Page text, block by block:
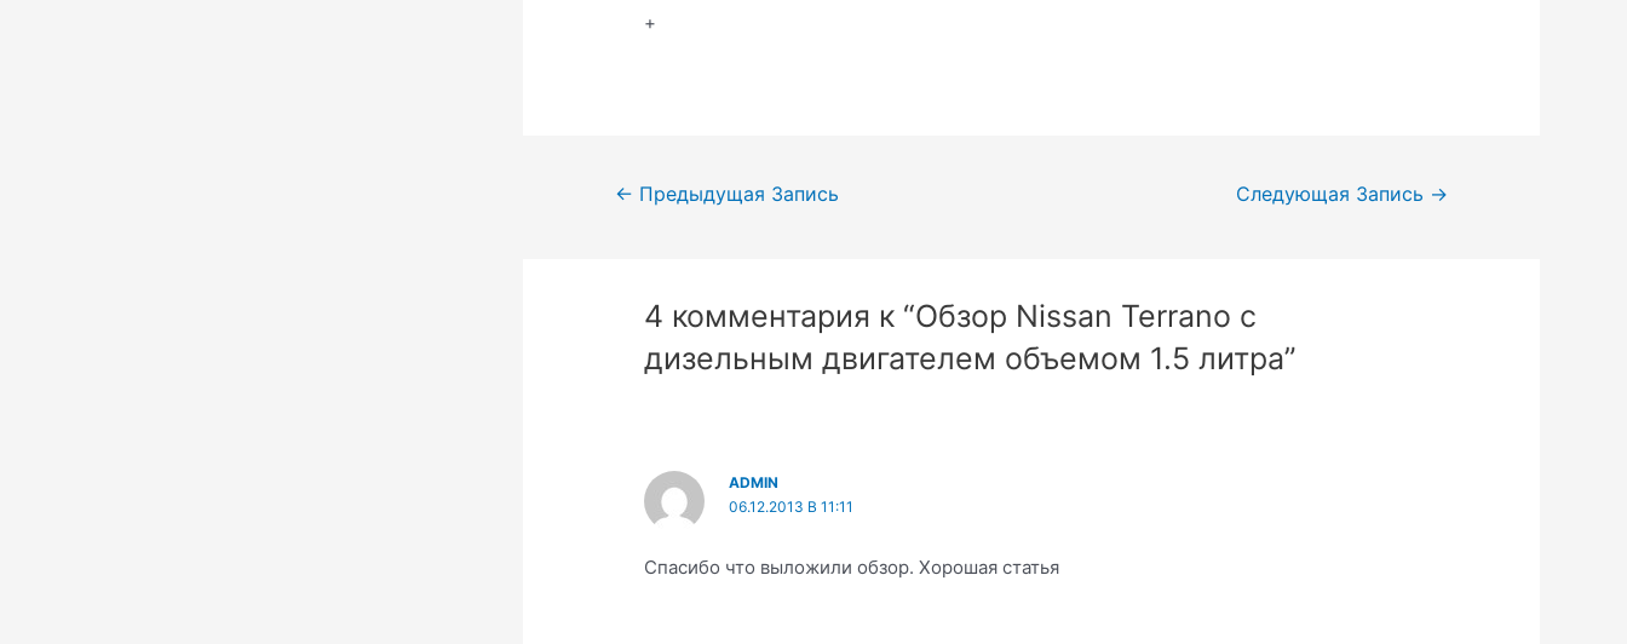
+
Навигация
← Предыдущая Запись Следующая Запись →
4 комментария к “Обзор Nissan Terrano с
дизельным двигателем объемом 1.5 литра”
ADMIN
06.12.2013 В 11:11
Спасибо что выложили обзор. Хорошая статья